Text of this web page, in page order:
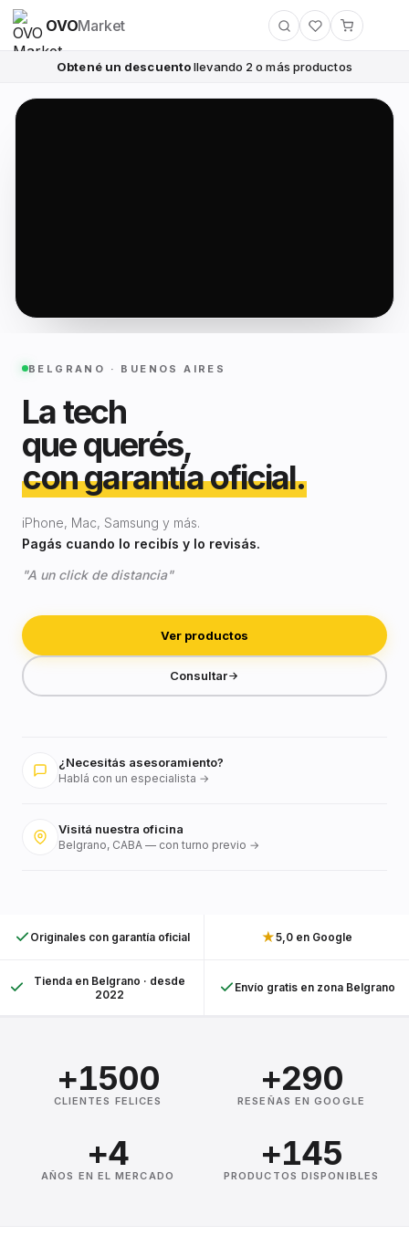
OVOMarket
Obtené un descuentollevando 2 o más productos
BELGRANO · BUENOS AIRES
La tech
que querés,
con garantía oficial.
iPhone, Mac, Samsung y más.
Pagás cuando lo recibís y lo revisás.
"A un click de distancia"
Ver productos
Consultar
¿Necesitás asesoramiento?
Hablá con un especialista →
Visitá nuestra oficina
Belgrano, CABA — con turno previo →
Originales con garantía oficial ★5,0 en Google
Tienda en Belgrano · desde
2022
Envío gratis en zona Belgrano
+1500
CLIENTES FELICES
+290
RESEÑAS EN GOOGLE
+4
AÑOS EN EL MERCADO
+145
PRODUCTOS DISPONIBLES